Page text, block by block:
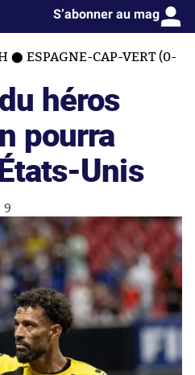
S’abonner au mag
ESPAGNE-CAP-VERT (0-
héros
pourra
Unis
9